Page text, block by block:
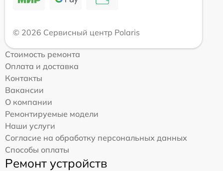
© 2026 Сервисный центр Polaris
Стоимость ремонта
Оплата и доставка
Контакты
Вакансии
О компании
Ремонтируемые модели
Наши услуги
Согласие на обработку персональных данных
Способы оплаты
Ремонт устройств